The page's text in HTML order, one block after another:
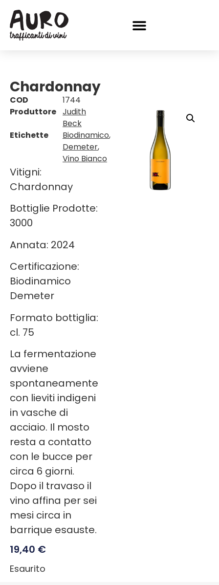
Chardonnay
COD
1744
Produttore Judith
Beck
Etichette
Biodinamico,
Demeter,
Vino Bianco
Vitigni:
Chardonnay
Bottiglie Prodotte:
3000
Annata: 2024
Certificazione:
Biodinamico
Demeter
Formato bottiglia:
cl. 75
La fermentazione
avviene
spontaneamente
con lieviti indigeni
in vasche di
acciaio. Il mosto
resta a contatto
con le bucce per
circa 6 giorni.
Dopo il travaso il
vino affina per sei
mesi circa in
barrique esauste.
19,40 €
Esaurito